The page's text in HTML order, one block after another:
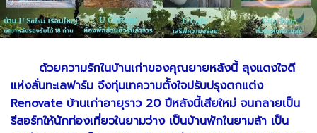
ด้วยความรักในบ้านเก่าของคุณยายหลังนี้ ลุงแดงใจดี
แห่งลั่นทะเลฟาร์ม จึงทุ่มเทความตั้งใจปรับปรุงตกแต่ง
Renovate บ้านเก่าอายุราว 20 ปีหลังนี้เสียใหม่ จนกลายเป็น
รีสอร์ทให้นักท่องเที่ยวในยามว่าง เป็นบ้านพักในยามล้า เป็น